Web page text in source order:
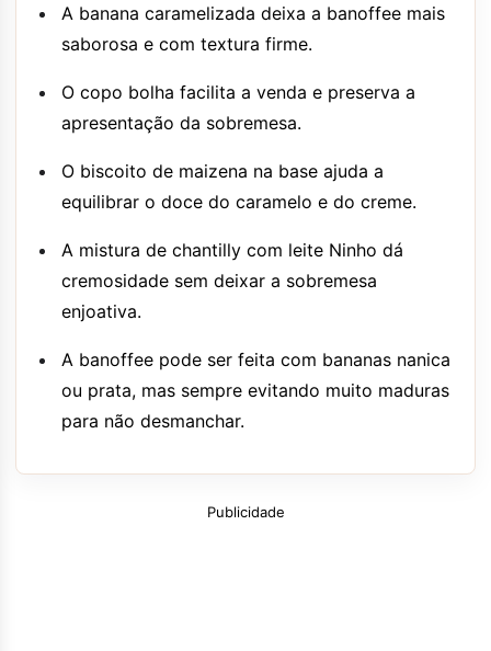
A banana caramelizada deixa a banoffee mais
saborosa e com textura firme.
O copo bolha facilita a venda e preserva a
apresentação da sobremesa.
O biscoito de maizena na base ajuda a
equilibrar o doce do caramelo e do creme.
A mistura de chantilly com leite Ninho dá
cremosidade sem deixar a sobremesa
enjoativa.
A banoffee pode ser feita com bananas nanica
ou prata, mas sempre evitando muito maduras
para não desmanchar.
Publicidade